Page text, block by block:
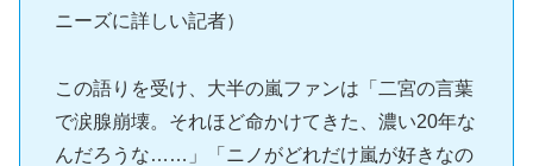
ニーズに詳しい記者）
この語りを受け、大半の嵐ファンは「二宮の言葉
で涙腺崩壊。それほど命かけてきた、濃い20年な
んだろうな……」「ニノがどれだけ嵐が好きなの